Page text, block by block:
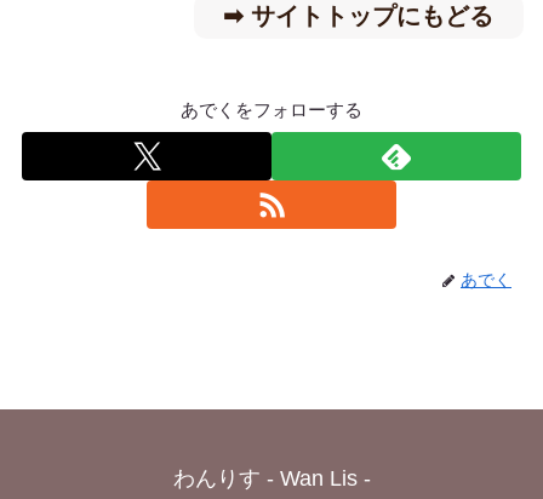
➡︎ サイトトップにもどる
あでくをフォローする
あでく
わんりす - Wan Lis -